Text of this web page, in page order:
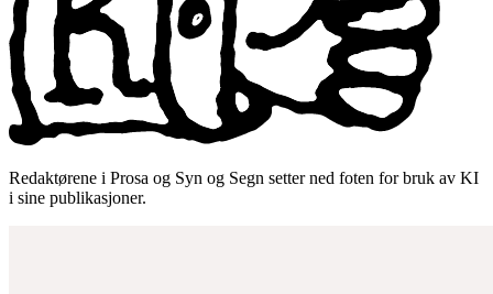
Redaktørene i Prosa og Syn og Segn setter ned foten for bruk av KI
i sine publikasjoner.